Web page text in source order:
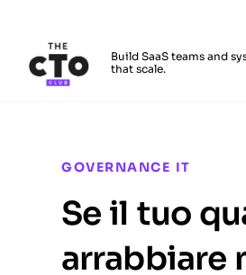
Build SaaS teams and
that scale.
GOVERNANCE IT
Se il tuo
arrabbiare